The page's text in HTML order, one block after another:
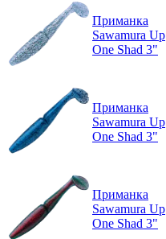
Приманка
Sawamura Up
One Shad 3"
Приманка
Sawamura Up
One Shad 3"
Приманка
Sawamura Up
One Shad 3"